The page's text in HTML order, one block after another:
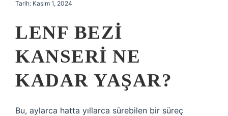
Tarih: Kasım 1, 2024
LENF BEZI
KANSERI NE
KADAR YAŞAR?
Bu, aylarca hatta yıllarca sürebilen bir süreç